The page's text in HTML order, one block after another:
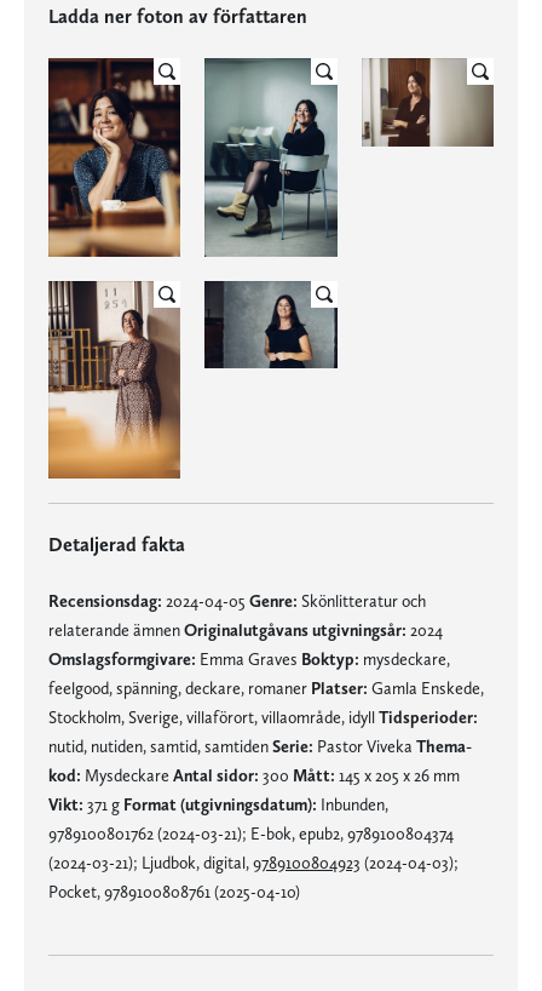
Ladda ner foton av författaren
Detaljerad fakta
Recensionsdag: 2024-04-05 Genre: Skönlitteratur och
relaterande ämnenOriginalutgåvans utgivningsår: 2024
Omslagsformgivare: Emma Graves Boktyp: mysdeckare,
feelgood, spänning, deckare, romaner Platser: Gamla Enskede,
Stockholm, Sverige, villaförort, villaområde, idyllTidsperioder:
nutid, nutiden, samtid, samtidenSerie: Pastor Viveka Thema-
kod: Mysdeckare Antal sidor: 300 Mått: 145 x 205 x 26 mm
Vikt: 371 g Format (utgivningsdatum): Inbunden,
9789100801762 (2024-03-21); E-bok, epub2, 9789100804374
(2024-03-21); Ljudbok, digital,9789100804923 (2024-04-03);
Pocket, 9789100808761 (2025-04-10)